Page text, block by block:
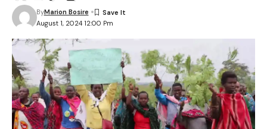
August 1, 2024 12:00 Pm
ByMarion Bosire